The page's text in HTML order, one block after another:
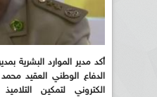
أكد مدير الموارد البشرية
الدفاع الوطني العقيد
الكتروني لتمكين التلاميذ